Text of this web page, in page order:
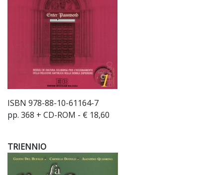
ISBN 978-88-10-61164-7
pp. 368 + CD-ROM - € 18,60
TRIENNIO